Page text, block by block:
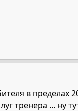
в пределах
тренера ... ну